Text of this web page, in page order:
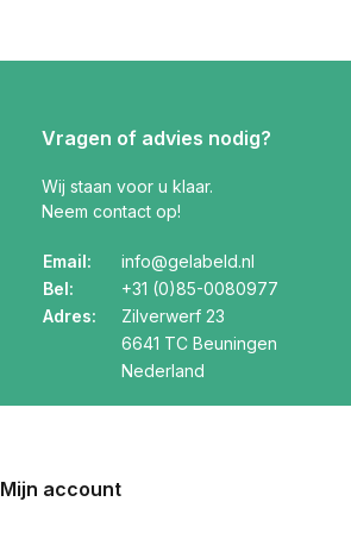
Vragen of advies nodig?
Wij staan voor u klaar.
Neem contact op!
Email:
info@gelabeld.nl
Bel:
+31 (0)85-0080977
Adres:
Zilverwerf 23
6641 TC Beuningen
Nederland
Mijn account